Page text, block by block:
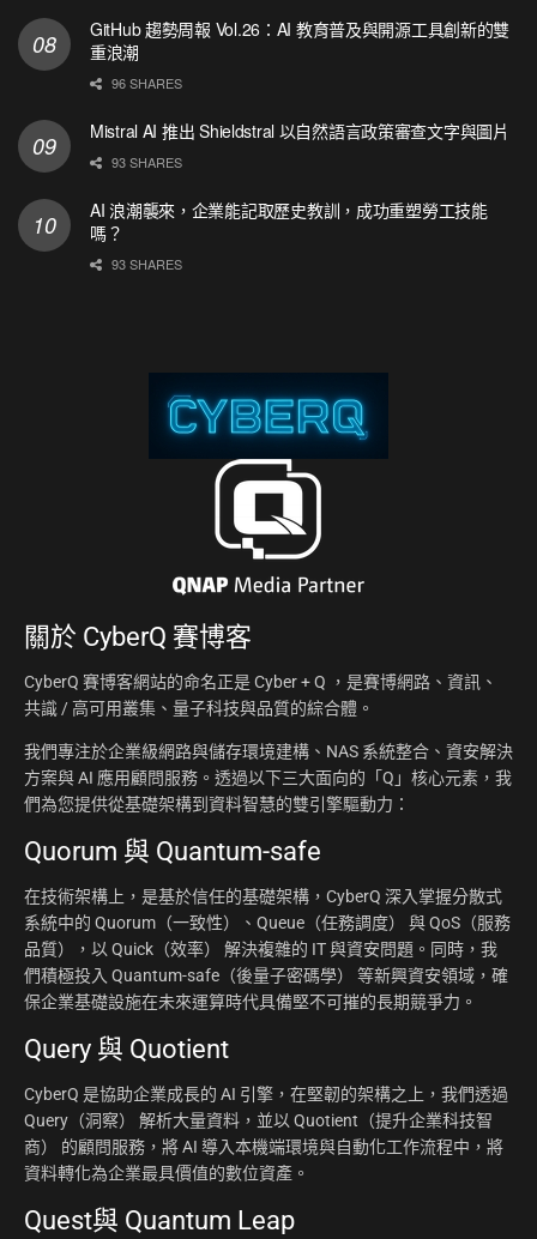
GitHub 趨勢周報 Vol.26：AI 教育普及與開源工具創新的雙
重浪潮
96 SHARES
Mistral AI 推出 Shieldstral 以自然語言政策審查文字與圖片
93 SHARES
AI 浪潮襲來，企業能記取歷史教訓，成功重塑勞工技能
嗎？
93 SHARES
關於 CyberQ 賽博客
CyberQ 賽博客網站的命名正是 Cyber + Q ，是賽博網路、資訊、
共識 / 高可用叢集、量子科技與品質的綜合體。
我們專注於企業級網路與儲存環境建構、NAS 系統整合、資安解決
方案與 AI 應用顧問服務。透過以下三大面向的「Q」核心元素，我
們為您提供從基礎架構到資料智慧的雙引擎驅動力：
Quorum 與 Quantum-safe
在技術架構上，是基於信任的基礎架構，CyberQ 深入掌握分散式
系統中的 Quorum（一致性）、Queue（任務調度） 與 QoS（服務
品質），以 Quick（效率） 解決複雜的 IT 與資安問題。同時，我
們積極投入 Quantum-safe（後量子密碼學） 等新興資安領域，確
保企業基礎設施在未來運算時代具備堅不可摧的長期競爭力。
Query 與 Quotient
CyberQ 是協助企業成長的 AI 引擎，在堅韌的架構之上，我們透過
Query（洞察） 解析大量資料，並以 Quotient（提升企業科技智
商） 的顧問服務，將 AI 導入本機端環境與自動化工作流程中，將
資料轉化為企業最具價值的數位資產。
Quest與 Quantum Leap